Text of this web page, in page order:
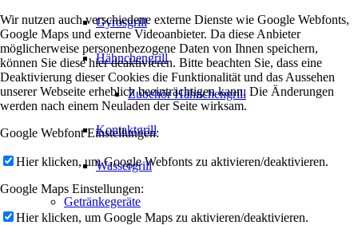
Gyrosgrill
Hähnchengrill
Zubehör Hähnchengrill
Kontaktgrill
Wassergrill
Getränkegeräte
Wir nutzen auch verschiedene externe Dienste wie Google Webfonts,
Google Maps und externe Videoanbieter. Da diese Anbieter
möglicherweise personenbezogene Daten von Ihnen speichern,
können Sie diese hier deaktivieren. Bitte beachten Sie, dass eine
Deaktivierung dieser Cookies die Funktionalität und das Aussehen
unserer Webseite erheblich beeinträchtigen kann. Die Änderungen
werden nach einem Neuladen der Seite wirksam.
Google Webfont Einstellungen:
Hier klicken, um Google Webfonts zu aktivieren/deaktivieren.
Google Maps Einstellungen:
Hier klicken, um Google Maps zu aktivieren/deaktivieren.